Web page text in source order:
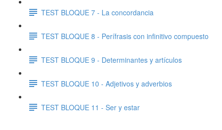
TEST BLOQUE 7 - La concordancia
TEST BLOQUE 8 - Perífrasis con infinitivo compuesto
TEST BLOQUE 9 - Determinantes y artículos
TEST BLOQUE 10 - Adjetivos y adverbios
TEST BLOQUE 11 - Ser y estar